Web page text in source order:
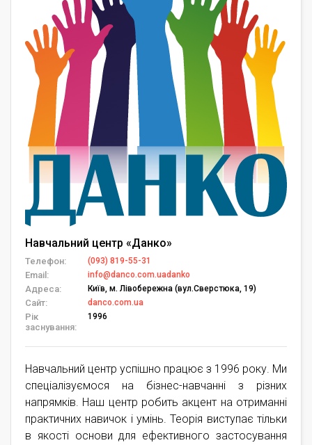
Навчальний центр «Данко»
Телефон: (093) 819-55-31
Email: info@danco.com.uadanko
Адреса: Київ, м. Лівобережна (вул.Сверстюка, 19)
Сайт: danco.com.ua
Рік
заснування:
1996
Навчальний центр успішно працює з 1996 року. Ми
спеціалізуємося на бізнес-навчанні з різних
напрямків. Наш центр робить акцент на отриманні
практичних навичок і умінь. Теорія виступає тільки
в якості основи для ефективного застосування